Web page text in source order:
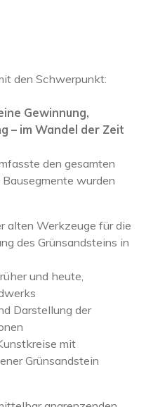
den Schwerpunkt:
Gewinnung,
– im Wandel der Zeit
den gesamten
wurden
alten Werkzeuge für die
des Grünsandsteins in
und heute,
Darstellung der
mit
Grünsandstein